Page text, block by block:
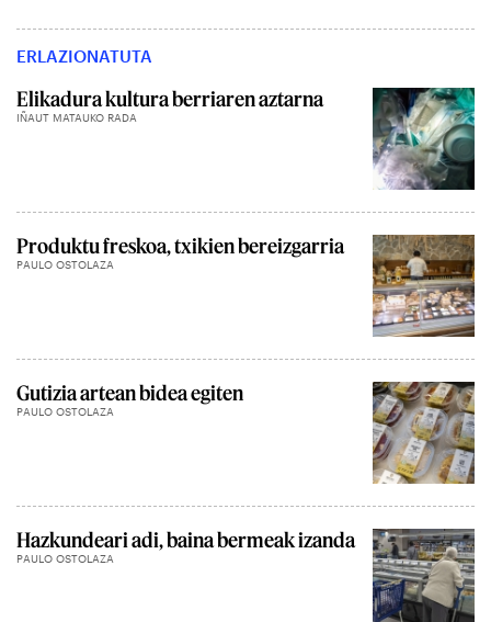
ERLAZIONATUTA
Elikadura kultura berriaren aztarna
IÑAUT MATAUKO RADA
Produktu freskoa, txikien bereizgarria
PAULO OSTOLAZA
Gutizia artean bidea egiten
PAULO OSTOLAZA
Hazkundeari adi, baina bermeak izanda
PAULO OSTOLAZA